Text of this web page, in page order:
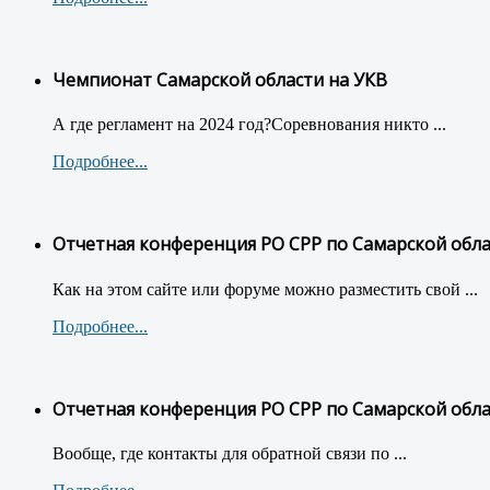
Чемпионат Самарской области на УКВ
А где регламент на 2024 год?Соревнования никто ...
Подробнее...
Отчетная конференция РО СРР по Самарской
Как на этом сайте или форуме можно разместить свой ...
Подробнее...
Отчетная конференция РО СРР по Самарской
Вообще, где контакты для обратной связи по ...